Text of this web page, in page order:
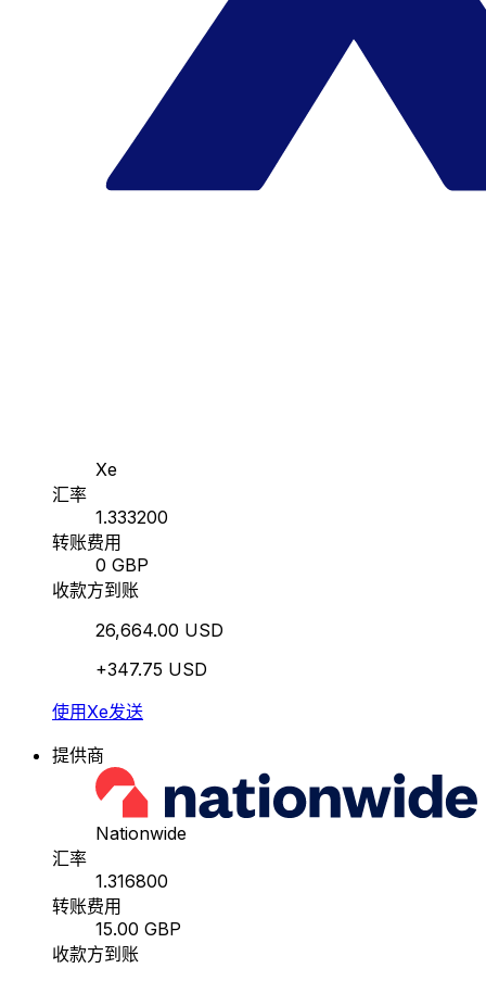
Xe
汇率
1.333200
转账费用
0 GBP
收款方到账
26,664.00 USD
+347.75 USD
使用Xe发送
提供商
Nationwide
汇率
1.316800
转账费用
15.00 GBP
收款方到账